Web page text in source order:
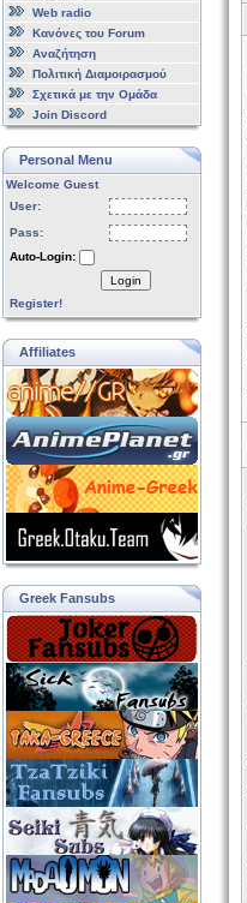
Web radio
Κανόνες του Forum
Αναζήτηση
Πολιτική Διαμοιρασμού
Σχετικά με την Ομάδα
Join Discord
Personal Menu
Welcome Guest
User:
Pass:
Auto-Login:
Login
Register!
Affiliates
Greek Fansubs